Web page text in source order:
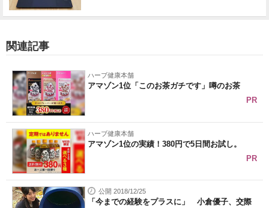
関連記事
ハーブ健康本舗
アマゾン1位「このお茶ガチです」噂のお茶
PR
ハーブ健康本舗
アマゾン1位の実績！380円で5日間お試し。
PR
公開 2018/12/25
「今までの経験をプラスに」 小倉優子、交際